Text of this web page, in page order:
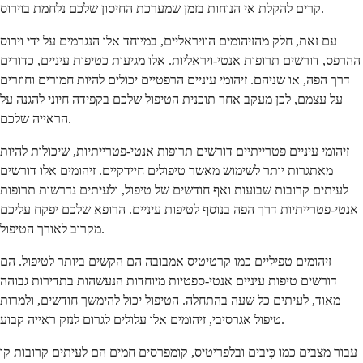
קרים להקלת אי הנוחות בזמן שמערכת החיסון שלכם נלחמת בוירוס.
עם זאת, חלק מהזיהומים הוויראליים, במיוחד אלו הנגרמים על ידי וירוס
ההרפס, דורשים תרופות אנטי-ויראליות. אלו מגיעות כטיפות עיניים, כדורים
דרך הפה, או שניהם. זיהומי עיניים הרפטיים יכולים להיות חמורים וחוזרים
על עצמם, לכן מעקב אחר תוכנית הטיפול שלכם בקפידה חיוני להגנה על
הראייה שלכם.
זיהומי עיניים פטרייתיים דורשים תרופות אנטי-פטרייתיות, שיכולות להיות
מאתגרות יותר לשימוש מאשר טיפולים חיידקיים. זיהומים אלו דורשים
לעיתים קרובות שבועות ואף חודשים של טיפול, ולעיתים נדרשות תרופות
אנטי-פטרייתיות דרך הפה בנוסף לטיפות עיניים. הרופא שלכם יפקח עליכם
מקרוב לאורך הטיפול.
זיהומים טפיליים כמו קרטיטיס אמבובה הם הקשים ביותר לטיפול. הם
דורשים טיפות עיניים אנטי-ספטיות מיוחדות הנעשהות בתדירות גבוהה
מאוד, לעיתים כל שעה בהתחלה. הטיפול יכול להימשך חודשים, ולמרות
טיפול אגרסיבי, זיהומים אלו עלולים לגרום לנזק ראייה קבוע.
עבור מצבים כמו כֶּיבים ובלפריטיס, קומפרסים חמים הם לעיתים קרובות קו